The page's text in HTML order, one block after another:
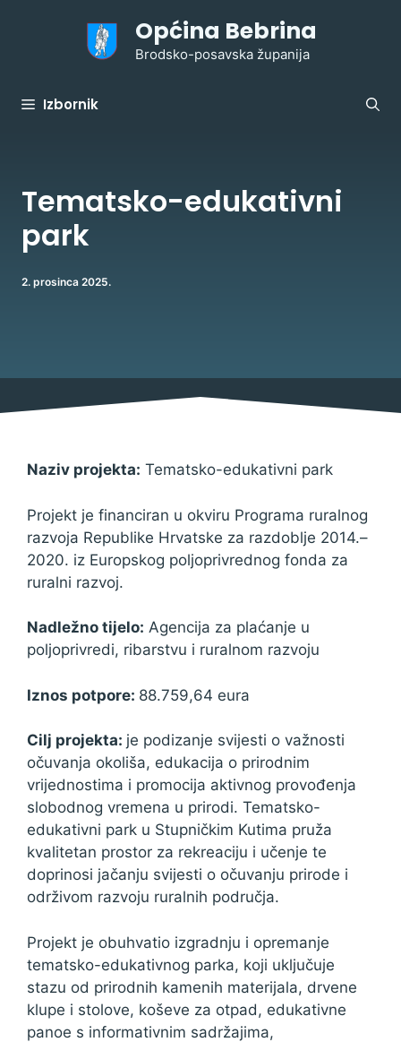
Općina Bebrina
Brodsko-posavska županija
Izbornik
Tematsko-edukativni
park
2. prosinca 2025.
Naziv projekta: Tematsko-edukativni park
Projekt je financiran u okviru Programa ruralnog
razvoja Republike Hrvatske za razdoblje 2014.–
2020. iz Europskog poljoprivrednog fonda za
ruralni razvoj.
Nadležno tijelo: Agencija za plaćanje u
poljoprivredi, ribarstvu i ruralnom razvoju
Iznos potpore: 88.759,64 eura
Cilj projekta: je podizanje svijesti o važnosti
očuvanja okoliša, edukacija o prirodnim
vrijednostima i promocija aktivnog provođenja
slobodnog vremena u prirodi. Tematsko-
edukativni park u Stupničkim Kutima pruža
kvalitetan prostor za rekreaciju i učenje te
doprinosi jačanju svijesti o očuvanju prirode i
održivom razvoju ruralnih područja.
Projekt je obuhvatio izgradnju i opremanje
tematsko-edukativnog parka, koji uključuje
stazu od prirodnih kamenih materijala, drvene
klupe i stolove, koševe za otpad, edukativne
panoe s informativnim sadržajima,